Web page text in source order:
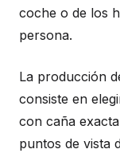
coche o de los
persona.
La producción
consiste en
con caña
puntos de vista